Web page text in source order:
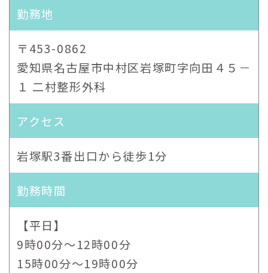
勤務地
〒453-0862
愛知県名古屋市中村区岩塚町字向田４５－
１ 二村整形外科
アクセス
岩塚駅3番出口から徒歩1分
勤務時間
【平日】
9時00分〜12時00分
15時00分〜19時00分